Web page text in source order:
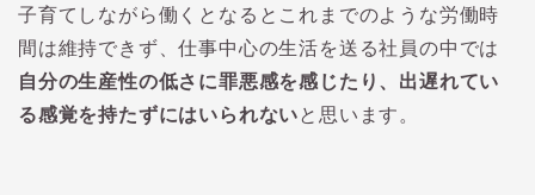
子育てしながら働くとなるとこれまでのような労働時
間は維持できず、仕事中心の生活を送る社員の中では
自分の生産性の低さに罪悪感を感じたり、出遅れてい
る感覚を持たずにはいられないと思います。